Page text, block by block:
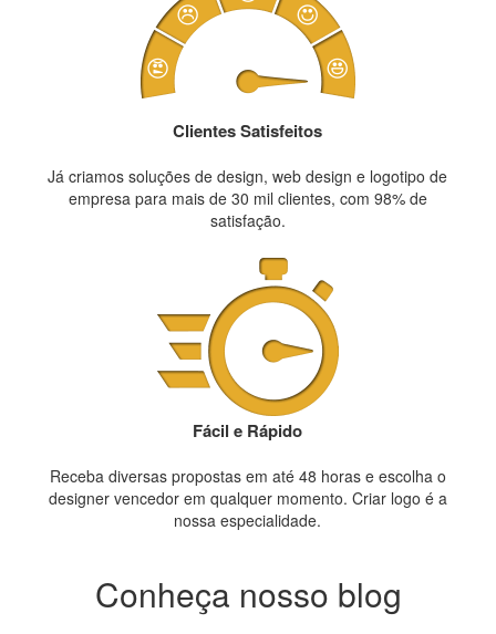
Clientes Satisfeitos
Já criamos soluções de design, web design e logotipo de
empresa para mais de 30 mil clientes, com 98% de
satisfação.
Fácil e Rápido
Receba diversas propostas em até 48 horas e escolha o
designer vencedor em qualquer momento. Criar logo é a
nossa especialidade.
Conheça nosso blog